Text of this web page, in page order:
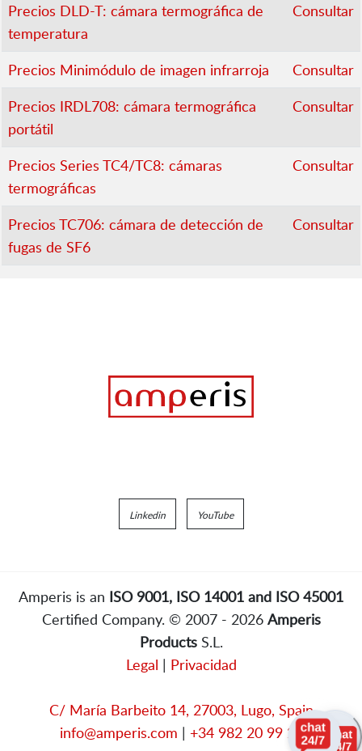
Precios DLD-T: cámara termográfica de
temperatura
Consultar
Precios Minimódulo de imagen infrarroja
Consultar
Precios IRDL708: cámara termográfica
portátil
Consultar
Precios Series TC4/TC8: cámaras
termográficas
Consultar
Precios TC706: cámara de detección de
fugas de SF6
Consultar
Linkedin YouTube
Amperis is an ISO 9001, ISO 14001 and ISO 45001
Certified Company. © 2007 - 2026 Amperis
ProductsS.L.
Legal | Privacidad
C/ María Barbeito 14, 27003, Lugo, Spain
info@amperis.com | +34 982 20 99 20